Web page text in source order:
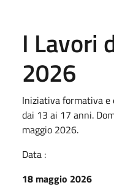
I Lavori
2026
Iniziativa formativa
dai 13 ai 17 anni.
maggio 2026.
Data :
18 maggio 2026